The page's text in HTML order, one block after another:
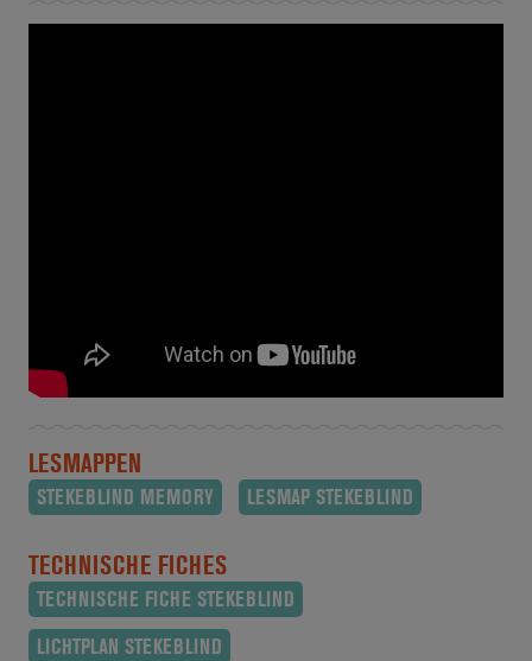
LESMAPPEN
STEKEBLIND MEMORY LESMAP STEKEBLIND
TECHNISCHE FICHES
TECHNISCHE FICHE STEKEBLIND
LICHTPLAN STEKEBLIND